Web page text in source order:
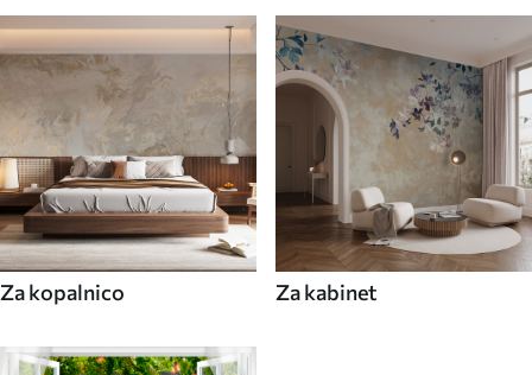
Za kopalnico Za kabinet